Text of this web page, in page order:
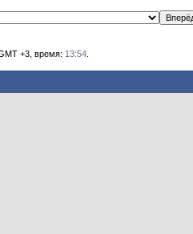
+3, время: 13:54.